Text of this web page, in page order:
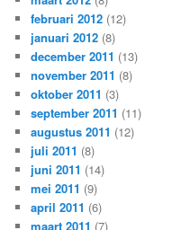
februari 2012 (12)
januari 2012 (8)
december 2011 (13)
november 2011 (8)
oktober 2011 (3)
september 2011 (11)
augustus 2011 (12)
juli 2011 (8)
juni 2011 (14)
mei 2011 (9)
april 2011 (6)
maart 2011 (7)